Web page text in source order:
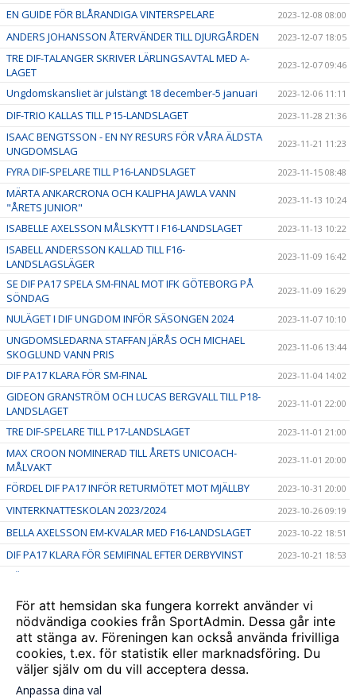
EN GUIDE FÖR BLÅRANDIGA VINTERSPELARE 2023-12-08 08:00
ANDERS JOHANSSON ÅTERVÄNDER TILL DJURGÅRDEN 2023-12-07 18:05
TRE DIF-TALANGER SKRIVER LÄRLINGSAVTAL MED A-
LAGET
2023-12-07 09:46
Ungdomskansliet är julstängt 18 december-5 januari 2023-12-06 11:11
DIF-TRIO KALLAS TILL P15-LANDSLAGET 2023-11-28 21:36
ISAAC BENGTSSON - EN NY RESURS FÖR VÅRA ÄLDSTA
UNGDOMSLAG
2023-11-21 11:23
FYRA DIF-SPELARE TILL P16-LANDSLAGET 2023-11-15 08:48
MÄRTA ANKARCRONA OCH KALIPHA JAWLA VANN
"ÅRETS JUNIOR"
2023-11-13 10:24
ISABELLE AXELSSON MÅLSKYTT I F16-LANDSLAGET 2023-11-13 10:22
ISABELL ANDERSSON KALLAD TILL F16-
LANDSLAGSLÄGER
2023-11-09 16:42
SE DIF PA17 SPELA SM-FINAL MOT IFK GÖTEBORG PÅ
SÖNDAG
2023-11-09 16:29
NULÄGET I DIF UNGDOM INFÖR SÄSONGEN 2024 2023-11-07 10:10
UNGDOMSLEDARNA STAFFAN JÄRÅS OCH MICHAEL
SKOGLUND VANN PRIS
2023-11-06 13:44
DIF PA17 KLARA FÖR SM-FINAL 2023-11-04 14:02
GIDEON GRANSTRÖM OCH LUCAS BERGVALL TILL P18-
LANDSLAGET
2023-11-01 22:00
TRE DIF-SPELARE TILL P17-LANDSLAGET 2023-11-01 21:00
MAX CROON NOMINERAD TILL ÅRETS UNICOACH-
MÅLVAKT
2023-11-01 20:00
FÖRDEL DIF PA17 INFÖR RETURMÖTET MOT MJÄLLBY 2023-10-31 20:00
VINTERKNATTESKOLAN 2023/2024 2023-10-26 09:19
BELLA AXELSSON EM-KVALAR MED F16-LANDSLAGET 2023-10-22 18:51
DIF PA17 KLARA FÖR SEMIFINAL EFTER DERBYVINST 2023-10-21 18:53
HÖSTLOVSAKTIVITETER - vecka 44
TVÅ DIF-SPELARE TILL P15-LANDSLAGET FUTURE TEAM 2023-10-09 18:55
DJURGÅRDSFESTIVALEN 9 SEPTEMBER 2023-09-08 19:16
Stockholmsmästerskapen firar 20 år 2023-08-17 19:17
För att hemsidan ska fungera korrekt använder vi
nödvändiga cookies från SportAdmin. Dessa går inte
att stänga av. Föreningen kan också använda frivilliga
cookies, t.ex. för statistik eller marknadsföring. Du
väljer själv om du vill acceptera dessa.
Anpassa dina val